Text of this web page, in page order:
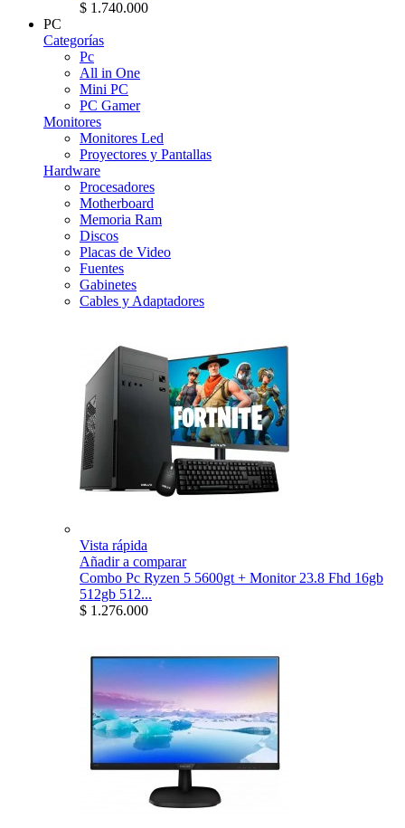
$ 1.740.000
PC
Categorías
Pc
All in One
Mini PC
PC Gamer
Monitores
Monitores Led
Proyectores y Pantallas
Hardware
Procesadores
Motherboard
Memoria Ram
Discos
Placas de Video
Fuentes
Gabinetes
Cables y Adaptadores
Vista rápida
Añadir a comparar
Combo Pc Ryzen 5 5600gt + Monitor 23.8 Fhd 16gb
512gb 512...
$ 1.276.000